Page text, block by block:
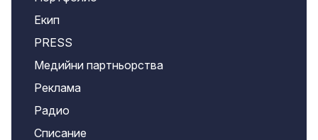
Екип
PRESS
Медийни партньорства
Реклама
Радио
Списание